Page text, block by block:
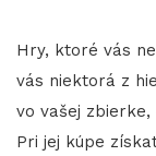
Hry, ktoré vás
vás niektorá z
vo vašej
Pri jej kúpe